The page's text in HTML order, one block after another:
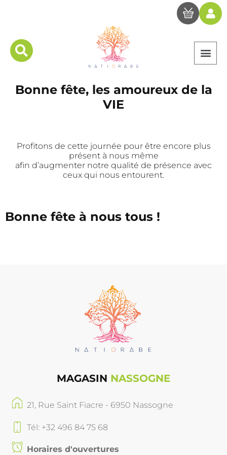
Bonne fête, les amoureux de la
VIE
Profitons de cette journée pour être encore plus
présent à nous même
afin d’augmenter notre qualité de présence avec
ceux qui nous entourent.
Bonne fête à nous tous !
MAGASIN NASSOGNE
21, Rue Saint Fiacre - 6950 Nassogne
Tél: +32 496 84 75 68
Horaires d'ouvertures